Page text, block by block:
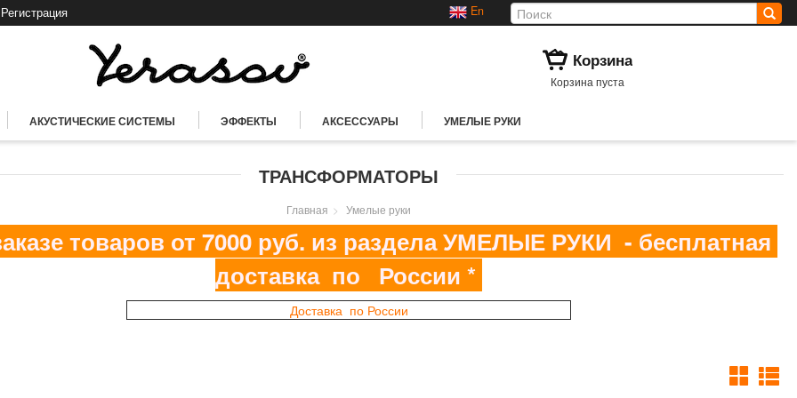
Регистрация En
Корзина
Корзина пуста
АКУСТИЧЕСКИЕ СИСТЕМЫ ЭФФЕКТЫ АКСЕССУАРЫ УМЕЛЫЕ РУКИ
ТРАНСФОРМАТОРЫ
Главная Умелые руки
товаров от 7000 руб. из раздела УМЕЛЫЕ РУКИ - бесплатная
доставка по России *
Доставка по России